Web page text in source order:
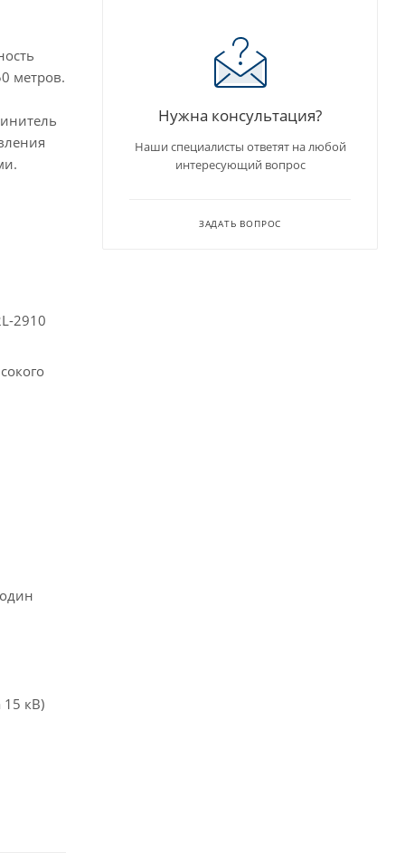
метров.
2910
15 кВ)
Нужна консультация?
Наши специалисты ответят на любой
интересующий вопрос
ЗАДАТЬ ВОПРОС